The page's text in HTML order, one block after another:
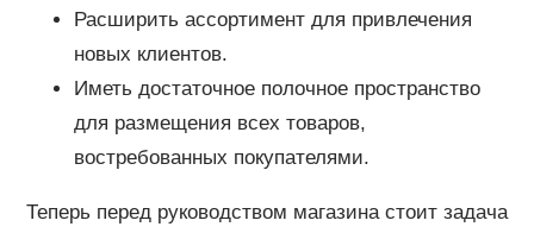
Расширить ассортимент для привлечения
новых клиентов.
Иметь достаточное полочное пространство
для размещения всех товаров,
востребованных покупателями.
Теперь перед руководством магазина стоит задача